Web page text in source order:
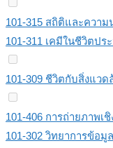
101-315 สถิติและความ
101-311 เคมีในชีวิตปร
101-309 ชีวิตกับสิ่งแวด
101-406 การถ่ายภาพเ
101-302 วิทยาการข้อ